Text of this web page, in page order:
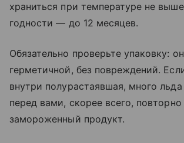
храниться при температуре не
годности — до 12 месяцев.
Обязательно проверьте упаковку:
герметичной, без повреждений.
внутри полурастаявшая, много
перед вами, скорее всего, повторно
замороженный продукт.